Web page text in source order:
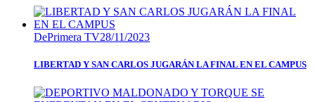
DePrimera TV28/11/2023
LIBERTAD Y SAN CARLOS JUGARÁN LA FINAL EN EL CAMPUS